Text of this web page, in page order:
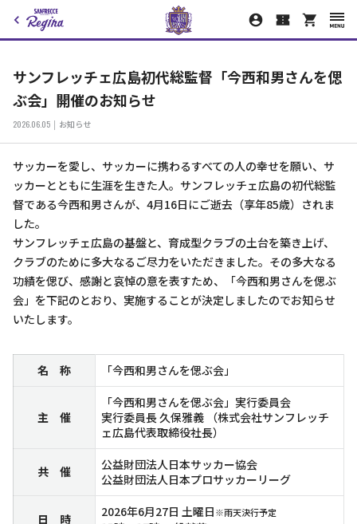
サンフレッチェ広島初代総監督「今西和男さんを偲
ぶ会」開催のお知らせ
2026.06.05 お知らせ
サッカーを愛し、サッカーに携わるすべての人の幸せを願い、サ
ッカーとともに生涯を生きた人。サンフレッチェ広島の初代総監
督である今西和男さんが、4月16日にご逝去（享年85歳）されま
した。
サンフレッチェ広島の基盤と、育成型クラブの土台を築き上げ、
クラブのために多大なるご尽力をいただきました。その多大なる
功績を偲び、感謝と哀悼の意を表すため、「今西和男さんを偲ぶ
会」を下記のとおり、実施することが決定しましたのでお知らせ
いたします。
名 称 「今西和男さんを偲ぶ会」
主 催
「今西和男さんを偲ぶ会」実行委員会
実行委員長 久保雅義 （株式会社サンフレッチ
ェ広島代表取締役社長）
共 催
公益財団法人日本サッカー協会
公益財団法人日本プロサッカーリーグ
日 時 2026年6月27日 土曜日※雨天決行予定